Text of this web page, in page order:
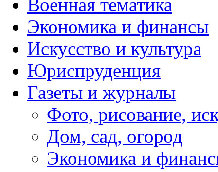
Военная тематика
Экономика и финансы
Искусство и культура
Юриспруденция
Газеты и журналы
Фото, рисование,
Дом, сад, огород
Экономика и